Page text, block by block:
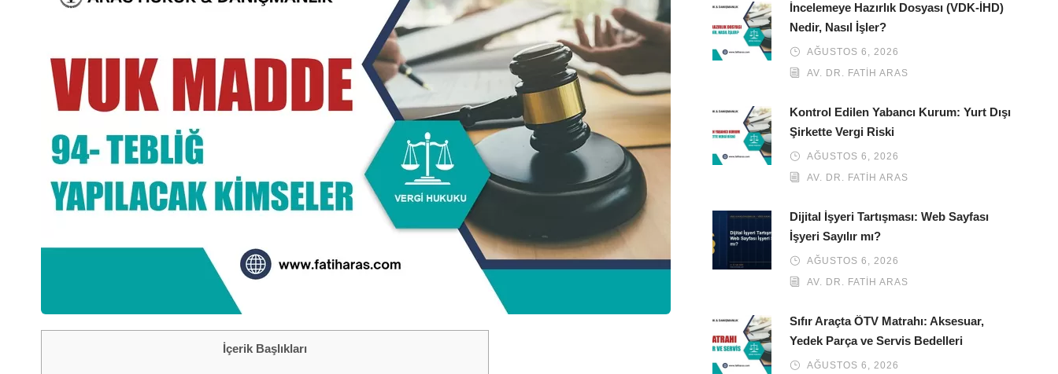
İçerik Başlıkları
İncelemeye Hazırlık Dosyası (VDK-İHD)
Nedir, Nasıl İşler?
AĞUSTOS 6, 2026
AV. DR. FATIH ARAS
Kontrol Edilen Yabancı Kurum: Yurt Dışı
Şirkette Vergi Riski
AĞUSTOS 6, 2026
AV. DR. FATIH ARAS
Dijital İşyeri Tartışması: Web Sayfası
İşyeri Sayılır mı?
AĞUSTOS 6, 2026
AV. DR. FATIH ARAS
Sıfır Araçta ÖTV Matrahı: Aksesuar,
Yedek Parça ve Servis Bedelleri
AĞUSTOS 6, 2026